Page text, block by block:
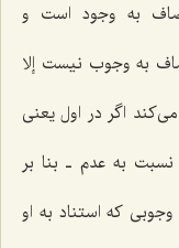
به وجود است و
به وجوب نیست إلا
اگر در اول یعنی
به عدم ـ بنا بر
که استناد به او